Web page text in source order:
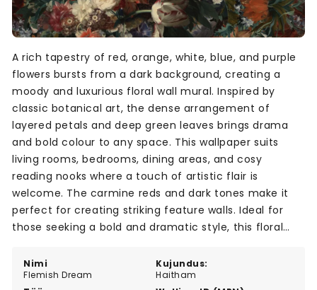
Nimi
Flemish Dream
Kujundus:
Haitham
A rich tapestry of red, orange, white, blue, and purple
flowers bursts from a dark background, creating a
moody and luxurious floral wall mural. Inspired by
classic botanical art, the dense arrangement of
layered petals and deep green leaves brings drama
and bold colour to any space. This wallpaper suits
living rooms, bedrooms, dining areas, and cosy
reading nooks where a touch of artistic flair is
welcome. The carmine reds and dark tones make it
perfect for creating striking feature walls. Ideal for
those seeking a bold and dramatic style, this floral
scene.